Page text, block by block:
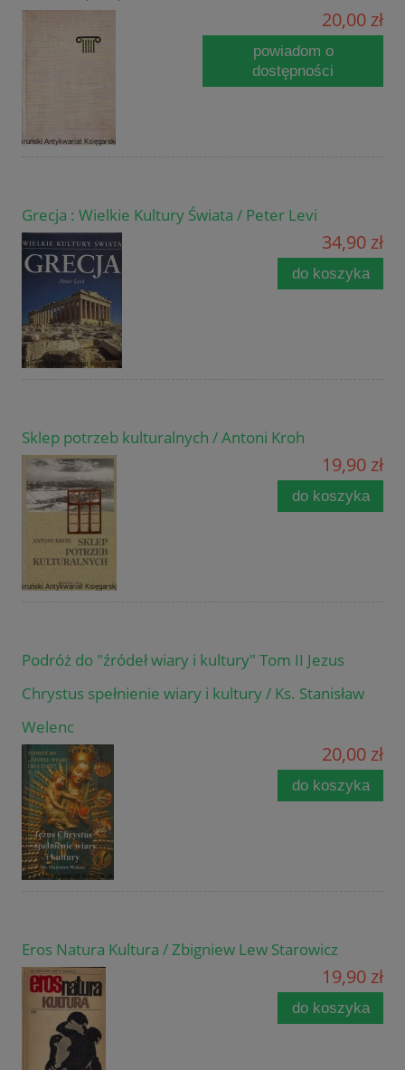
20,00 zł
powiadom o
dostępności
Grecja : Wielkie Kultury Świata / Peter Levi
34,90 zł
do koszyka
Sklep potrzeb kulturalnych / Antoni Kroh
19,90 zł
do koszyka
Podróż do "źródeł wiary i kultury" Tom II Jezus
Chrystus spełnienie wiary i kultury / Ks. Stanisław
Welenc
20,00 zł
do koszyka
Eros Natura Kultura / Zbigniew Lew Starowicz
19,90 zł
do koszyka